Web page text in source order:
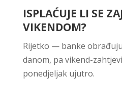
ISPLAĆUJE LI SE
VIKENDOM?
Rijetko — banke
danom, pa vikend-
ponedjeljak ujutro.